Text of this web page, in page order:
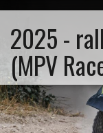
2025 -
(MPV